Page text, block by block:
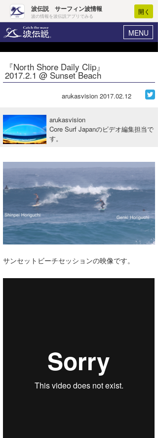
波伝説 サーフィン波情報
波の情報を波伝説アプリでみる
開く
MENU
ヘルプ マイホーム
ログイン
波情報･概況
WAVE HUNTER 波予想ツール
ニュース
サーフィンエリアガイド
会員メニュー
今月のプレゼント
『North Shore Daily Clip』
2017.2.1 @ Sunset Beach
arukasvision 2017.02.12
arukasvision
Core Surf Japanのビデオ編集担当で
す。
サンセットビーチセッションの映像です。
Core Surf Japan
アート＆エンタメ
トラベル
ショップ情報
ショップ情報
湘南
ウラナミ
お知らせ